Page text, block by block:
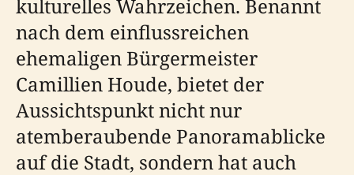
kulturelles Wahrzeichen. Benannt
nach dem einflussreichen
ehemaligen Bürgermeister
Camillien Houde, bietet der
Aussichtspunkt nicht nur
atemberaubende Panoramablicke
auf die Stadt, sondern hat auch